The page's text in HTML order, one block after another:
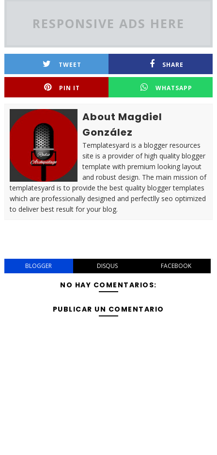
RESPONSIVE ADS HERE
TWEET SHARE
PIN IT WHATSAPP
About Magdiel
González
Templatesyard is a blogger resources
site is a provider of high quality blogger
template with premium looking layout
and robust design. The main mission of
templatesyard is to provide the best quality blogger templates
which are professionally designed and perfectlly seo optimized
to deliver best result for your blog.
BLOGGER DISQUS FACEBOOK
NO HAY COMENTARIOS:
PUBLICAR UN COMENTARIO